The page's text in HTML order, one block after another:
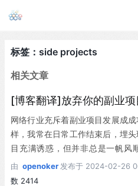
标签：side projects
相关文章
[博客翻译]放弃你的副业
网络行业充斥着副业项目发展成
样，我常在日常工作结束后，埋
目充满诱惑，但并非总是一帆
终。若你阅读此文，或许你近期
业项目。我们中的许多人都有过这
由 openoker 发布于 2024-02-26
数 2414